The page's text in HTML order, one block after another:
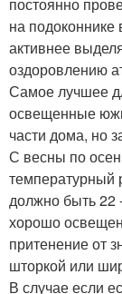
постоянно
на подоконнике
активнее
оздоровлению
Самое лучшее
освещенные
части дома, но
С весны по
температурный
должно быть 22
хорошо
притенение от
шторкой или
В случае если